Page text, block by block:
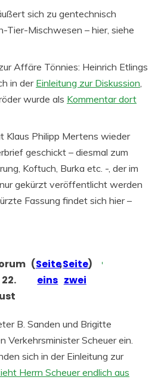
sich zu gentechnisch
Tier-Mischwesen – hier, siehe
Affäre Tönnies: Heinrich Etlings
in der Einleitung zur Diskussion,
wurde als Kommentar dort
Klaus Philipp Mertens wieder
geschickt – diesmal zum
Koftuch, Burka etc. -, der im
gekürzt veröffentlicht werden
Fassung findet sich hier –
(Seite
eins
,Seite
zwei
)
B. Sanden und Brigitte
Verkehrsminister Scheuer ein.
sich in der Einleitung zur
Herrn Scheuer endlich aus